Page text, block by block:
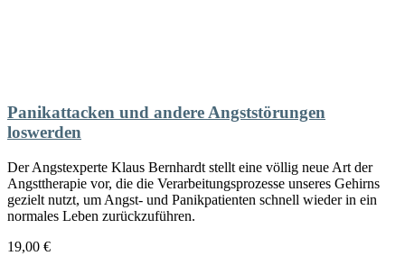
Panikattacken und andere Angststörungen
loswerden
Der Angstexperte Klaus Bernhardt stellt eine völlig neue Art der
Angsttherapie vor, die die Verarbeitungsprozesse unseres Gehirns
gezielt nutzt, um Angst- und Panikpatienten schnell wieder in ein
normales Leben zurückzuführen.
19,00 €